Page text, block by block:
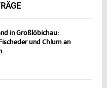
in Großlöbichau:
und Chlum an